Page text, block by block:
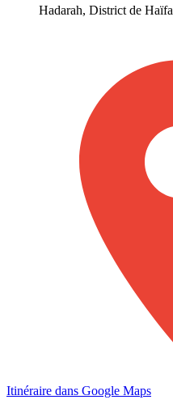
Hadarah, District de Haïfa
Itinéraire dans Google Maps